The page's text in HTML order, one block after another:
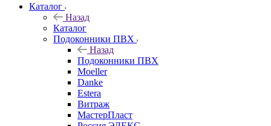
Каталог
Назад
Каталог
Подоконники ПВХ
Назад
Подоконники ПВХ
Moeller
Danke
Estera
Витраж
МастерПласт